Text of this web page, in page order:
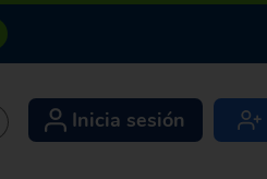
Inicia sesión